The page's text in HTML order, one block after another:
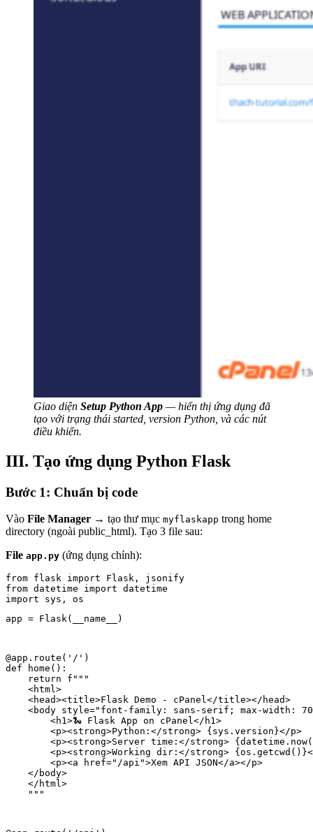
Giao diện Setup Python App — hiển thị ứng dụng đã
tạo với trạng thái started, version Python, và các nút
điều khiển.
III. Tạo ứng dụng Python Flask
Bước 1: Chuẩn bị code
Vào File Manager → tạo thư mục myflaskapp trong home
directory (ngoài public_html). Tạo 3 file sau:
File app.py (ứng dụng chính):
from flask import Flask, jsonify
from datetime import datetime
app = Flask(__name__)
@app.route('/')
def home():
    return f"""
    <html>
    <head><title>Flask Demo - cPanel</title></head>
<body style="font-family: sans-serif; max-width:
        <h1>🐍 Flask App on cPanel</h1>
        <p><strong>Python:</strong> {sys.version}</p>
<p><strong>Server time:</strong>
<p><strong>Working dir:</strong>
        <p><a href="/api">Xem API JSON</a></p>
    </body>
    </html>
    """